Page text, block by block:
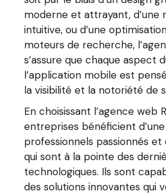
moderne et attrayant, d’une
intuitive, ou d’une
moteurs de recherche,
s’assure que chaque aspect
l’application mobile est
la visibilité et la notoriété de
En choisissant l’agence web
entreprises bénéficient
professionnels passionnés
qui sont à la pointe des
technologiques. Ils sont
des solutions innovantes qui